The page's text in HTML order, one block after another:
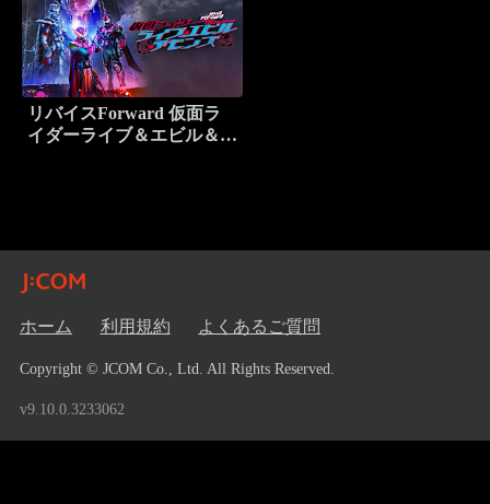
リバイスForward 仮面ラ
イダーライブ＆エビル＆デ
ホーム 利用規約 よくあるご質問
Copyright © JCOM Co., Ltd. All Rights Reserved.
v9.10.0.3233062